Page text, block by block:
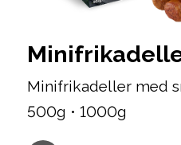
Minifrikadeller med
500g • 1000g